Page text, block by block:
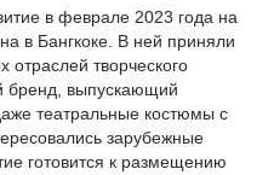
в феврале 2023 года на
в Бангкоке. В ней приняли
отраслей творческого
бренд, выпускающий
театральные костюмы с
зарубежные
готовится к размещению